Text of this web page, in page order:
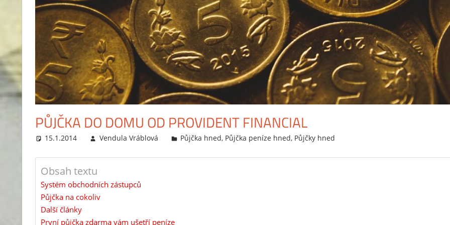
PŮJČKA DO DOMU OD PROVIDENT FINANCIAL
15.1.2014 Vendula Vráblová Půjčka hned, Půjčka peníze hned, Půjčky hned
Obsah textu
Systém obchodních zástupců
Půjčka na cokoliv
Další články
První půjčka zdarma vám ušetří peníze